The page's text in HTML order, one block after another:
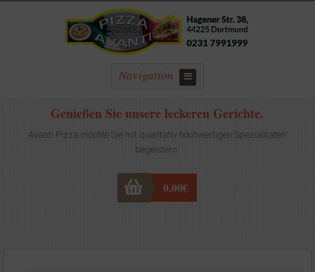
Navigation
Genießen Sie unsere leckeren Gerichte.
Avanti Pizza möchte Sie mit qualitativ hochwertigen Spezialitäten
begeistern.
0,00€